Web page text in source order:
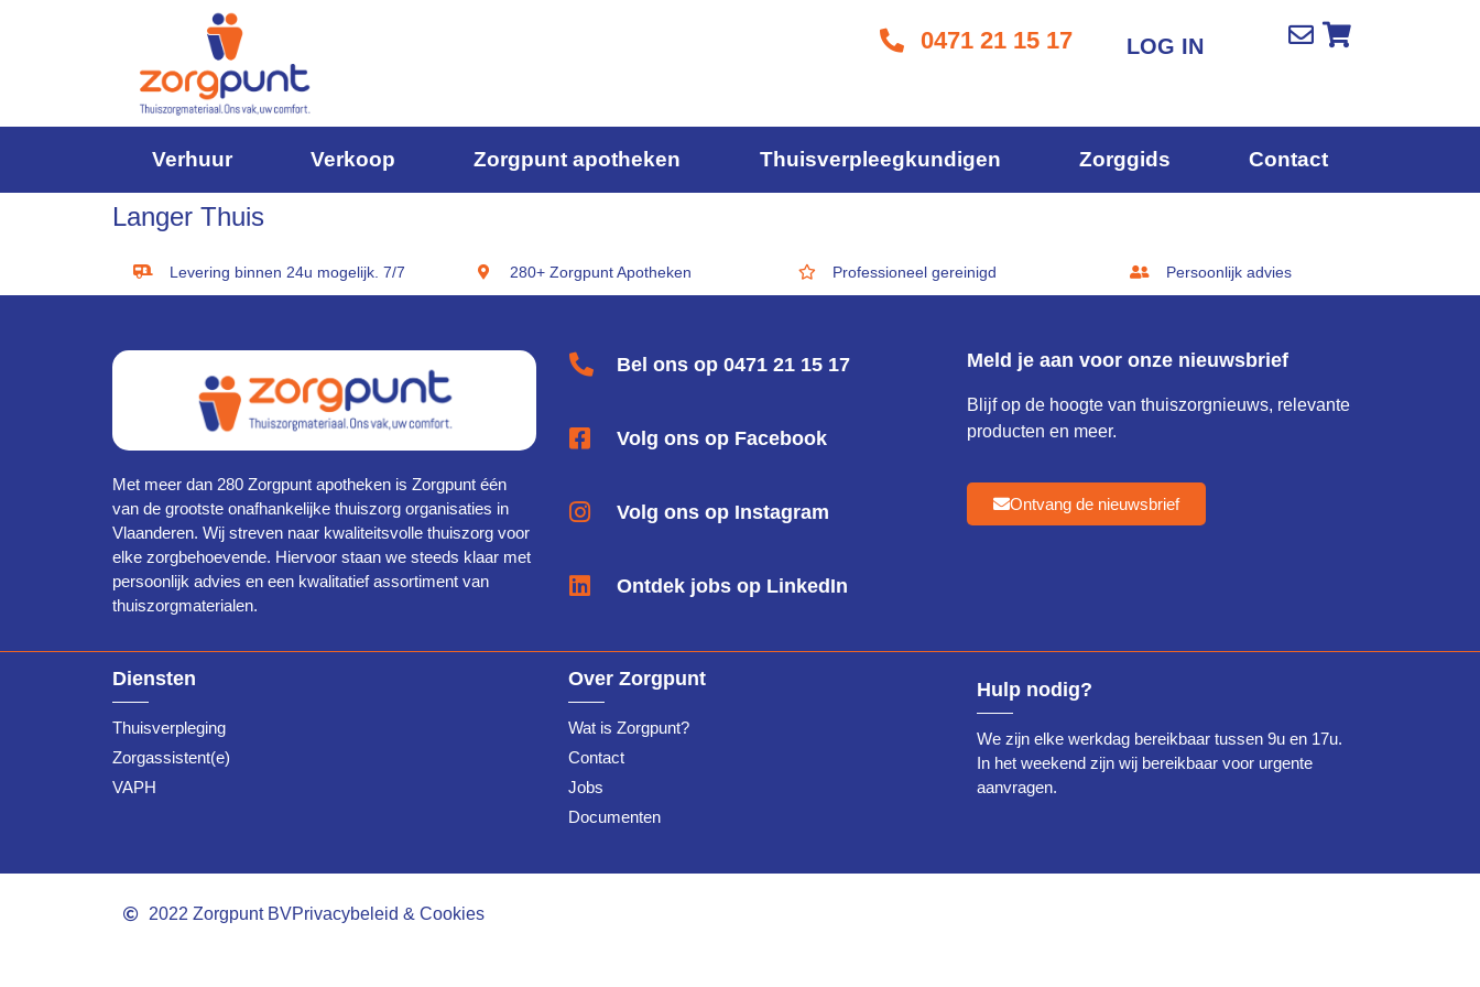
0471 21 15 17 LOG IN
Verhuur Verkoop Zorgpunt apotheken Thuisverpleegkundigen Zorggids Contact
Langer Thuis
Levering binnen 24u mogelijk. 7/7 280+ Zorgpunt Apotheken Professioneel gereinigd Persoonlijk advies
Met meer dan 280 Zorgpunt apotheken is Zorgpunt één
van de grootste onafhankelijke thuiszorg organisaties in
Vlaanderen. Wij streven naar kwaliteitsvolle thuiszorg voor
elke zorgbehoevende. Hiervoor staan we steeds klaar met
persoonlijk advies en een kwalitatief assortiment van
thuiszorgmaterialen.
Bel ons op 0471 21 15 17
Volg ons op Facebook
Volg ons op Instagram
Ontdek jobs op LinkedIn
Meld je aan voor onze nieuwsbrief
Blijf op de hoogte van thuiszorgnieuws, relevante
producten en meer.
Ontvang de nieuwsbrief
Diensten
Thuisverpleging
Zorgassistent(e)
VAPH
Over Zorgpunt
Wat is Zorgpunt?
Contact
Jobs
Documenten
Hulp nodig?
We zijn elke werkdag bereikbaar tussen 9u en 17u.
In het weekend zijn wij bereikbaar voor urgente
aanvragen.
2022 Zorgpunt BVPrivacybeleid & Cookies